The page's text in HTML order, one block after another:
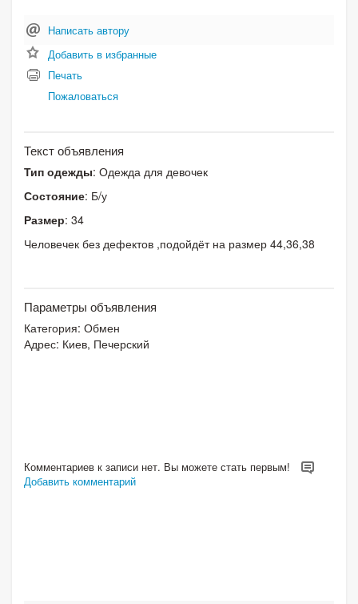
Написать автору
Добавить в избранные
Печать
Пожаловаться
Текст объявления
Тип одежды: Одежда для девочек
Состояние: Б/у
Размер: 34
Человечек без дефектов ,подойдёт на размер 44,36,38
Параметры объявления
Категория: Обмен
Адрес: Киев, Печерский
Комментариев к записи нет. Вы можете стать первым!
Добавить комментарий